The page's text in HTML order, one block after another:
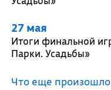
27 мая
Итоги финальной
Парки. Усадьбы»
Что еще произошло